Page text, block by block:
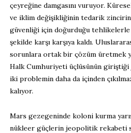
çeyreğine damgasını vuruyor.
ve iklim değişikliğinin tedarik
güvenliği için doğurduğu
şekilde karşı karşıya kaldı.
sorunlara ortak bir çözüm üretmek
Halk Cumhuriyeti üçlüsünün
iki problemin daha da içinden
kalıyor.
Mars gezegeninde koloni kurma
nükleer güçlerin jeopolitik rekabeti